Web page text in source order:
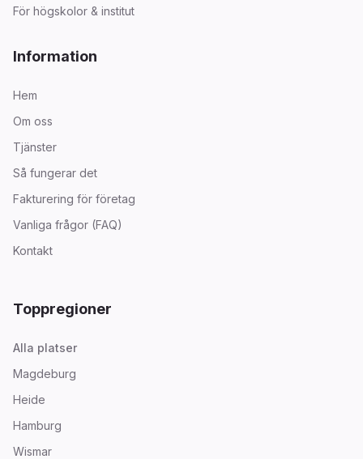
För högskolor & institut
Information
Hem
Om oss
Tjänster
Så fungerar det
Fakturering för företag
Vanliga frågor (FAQ)
Kontakt
Toppregioner
Alla platser
Magdeburg
Heide
Hamburg
Wismar